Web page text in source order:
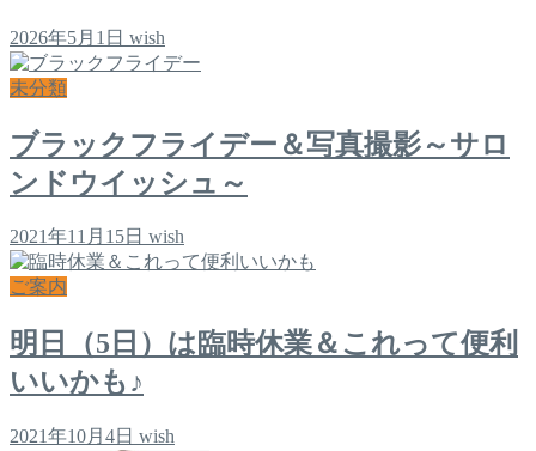
2026年5月1日 wish
未分類
ブラックフライデー＆写真撮影～サロ
ンドウイッシュ～
2021年11月15日 wish
ご案内
明日（5日）は臨時休業＆これって便利
いいかも♪
2021年10月4日 wish